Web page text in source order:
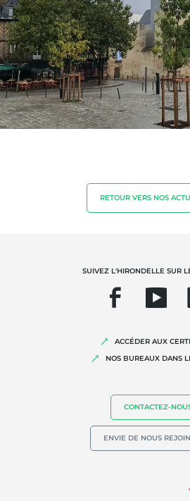
NOS SECTEURS D'ACTIVITÉ
Agroalimentaire
Cosmétique
Textile
Bois et forêt
Commerce équitable
Qualité et securité alimentaire
RETOUR VERS NOS
SUIVEZ L'HIRONDELLE SUR
ACCÉDER AUX
NOS BUREAUX DANS
CONTACTEZ-
ENVIE DE NOUS